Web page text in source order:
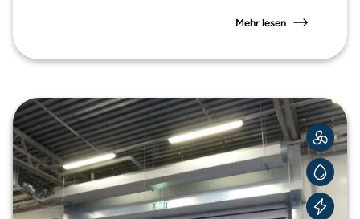
Mehr lesen